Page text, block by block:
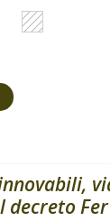
decreto Fer